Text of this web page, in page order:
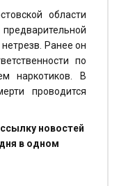
области
Ранее он
по
наркотиков. В
проводится
новостей
в одном